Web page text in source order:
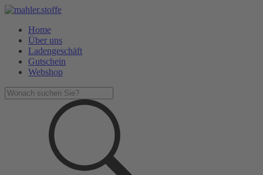
Home
Über uns
Ladengeschäft
Gutschein
Webshop